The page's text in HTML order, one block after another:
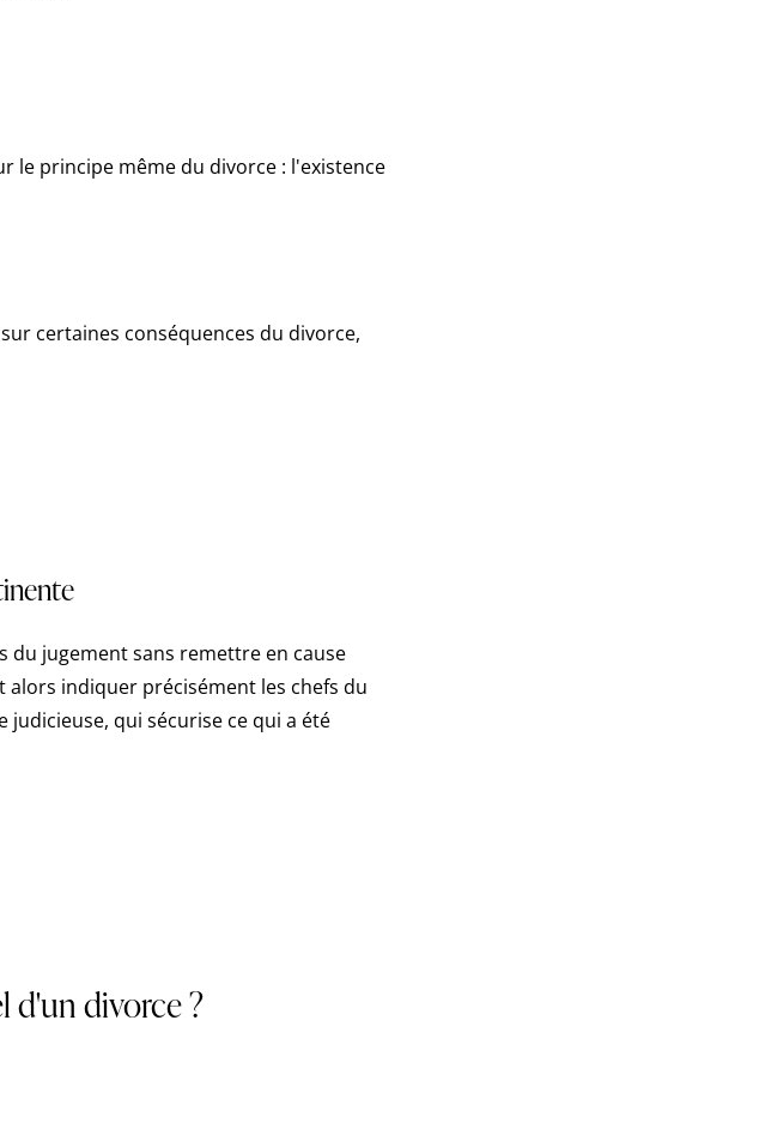
le principe même du divorce : l'existence
certaines conséquences du divorce,
jugement sans remettre en cause
indiquer précisément les chefs du
qui sécurise ce qui a été
d'un divorce ?